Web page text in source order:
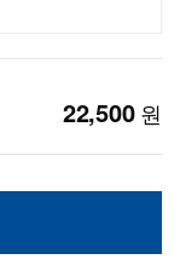
22,500 원